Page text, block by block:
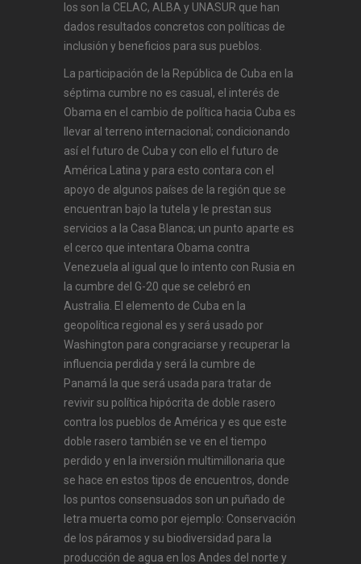
los son la CELAC, ALBA y UNASUR que han
dados resultados concretos con políticas de
inclusión y beneficios para sus pueblos.
La participación de la República de Cuba en la
séptima cumbre no es casual, el interés de
Obama en el cambio de política hacia Cuba es
llevar al terreno internacional; condicionando
así el futuro de Cuba y con ello el futuro de
América Latina y para esto contara con el
apoyo de algunos países de la región que se
encuentran bajo la tutela y le prestan sus
servicios a la Casa Blanca; un punto aparte es
el cerco que intentara Obama contra
Venezuela al igual que lo intento con Rusia en
la cumbre del G-20 que se celebró en
Australia. El elemento de Cuba en la
geopolítica regional es y será usado por
Washington para congraciarse y recuperar la
influencia perdida y será la cumbre de
Panamá la que será usada para tratar de
revivir su política hipócrita de doble rasero
contra los pueblos de América y es que este
doble rasero también se ve en el tiempo
perdido y en la inversión multimillonaria que
se hace en estos tipos de encuentros, donde
los puntos consensuados son un puñado de
letra muerta como por ejemplo: Conservación
de los páramos y su biodiversidad para la
producción de agua en los Andes del norte y